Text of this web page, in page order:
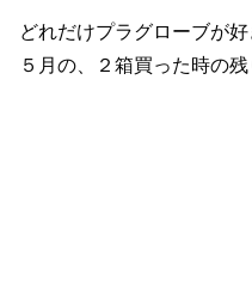
どれだけプラグローブが
５月の、２箱買った時の